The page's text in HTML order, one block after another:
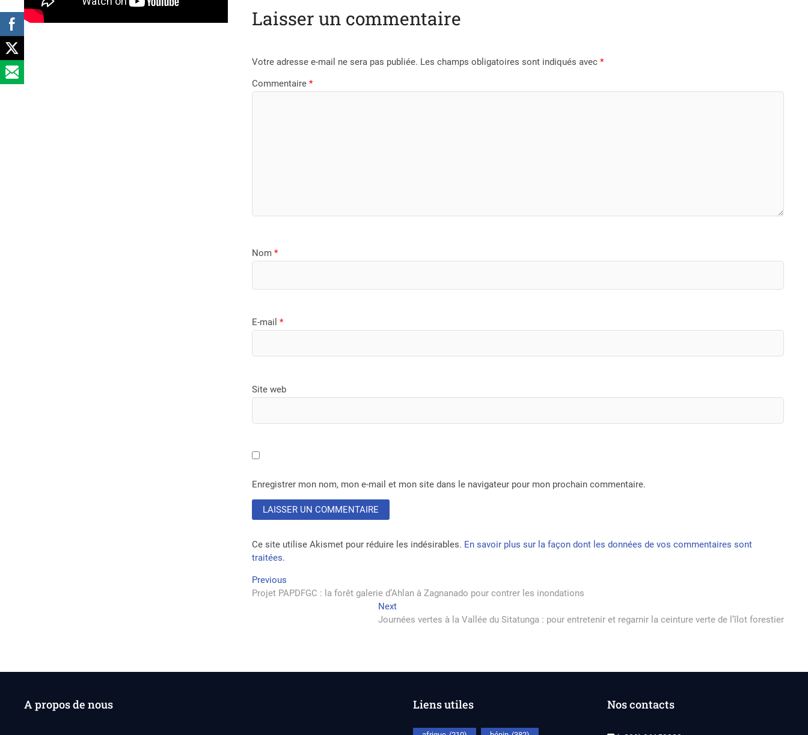
Laisser un commentaire
Votre adresse e-mail ne sera pas publiée. Les champs obligatoires sont indiqués avec*
Commentaire*
Nom*
E-mail*
Site web
Enregistrer mon nom, mon e-mail et mon site dans le navigateur pour mon prochain commentaire.
Ce site utilise Akismet pour réduire les indésirables. En savoir plus sur la façon dont les données de vos commentaires sont
traitées.
Navigation
de
Previous
post:
Projet PAPDFGC : la forêt galerie d’Ahlan à Zagnanado pour contrer les inondations
NextNext
post:
Journées vertes à la Vallée du Sitatunga : pour entretenir et regarnir la ceinture verte de l’îlot forestier
A propos de nous Liens utiles Nos contacts